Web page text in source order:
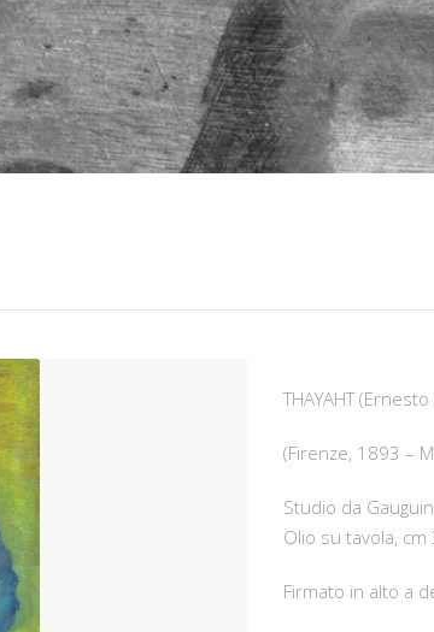
THAYAHT
(Firenze, 1893 –
Studio da
Olio su tavola, cm
Firmato in alto a